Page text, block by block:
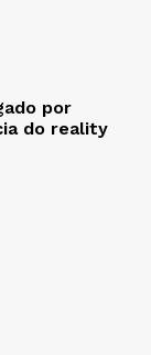
por
do reality